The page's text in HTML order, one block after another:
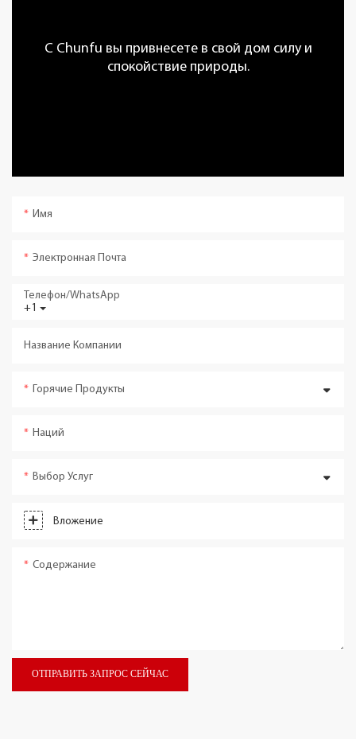
С Chunfu вы привнесете в свой дом силу и
спокойствие природы.
Имя
Электронная Почта
+1
Телефон/WhatsApp
Название Компании
Горячие Продукты
Наций
Выбор Услуг
Вложение
Содержание
ОТПРАВИТЬ ЗАПРОС СЕЙЧАС